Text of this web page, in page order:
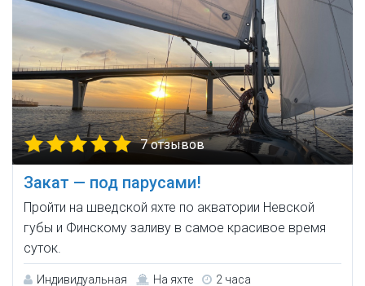
7 отзывов
Закат — под парусами!
Пройти на шведской яхте по акватории Невской
губы и Финскому заливу в самое красивое время
суток.
Индивидуальная На яхте 2 часа